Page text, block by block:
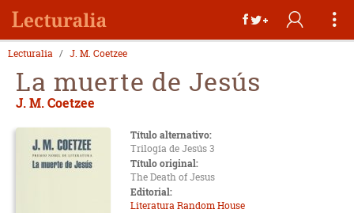
Lecturalia J. M. Coetzee
La muerte de Jesús
J. M. Coetzee
Título alternativo:
Trilogía de Jesús 3
Título original:
The Death of Jesus
Editorial:
Literatura Random House